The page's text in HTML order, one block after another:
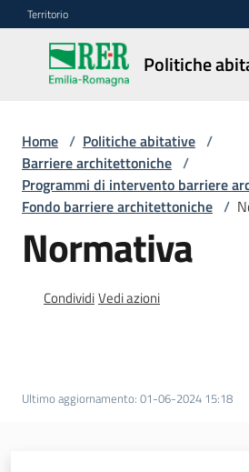
Vai al contenuto
Vai alla navigazione
Vai al footer
Territorio
Politiche
Politiche
abitative
Edilizia
Residenziale
Pubblica
Residenziale
Sostegno
Home / Politiche abitative /
Barriere architettoniche /
Programmi di intervento barriere
Fondo barriere architettoniche /
Normativa
CondividiVedi azioni
Ultimo aggiornamento: 01-06-2024 15:18